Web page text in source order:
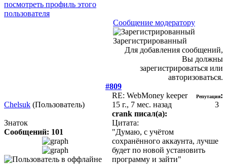
Сообщение модератору
Зарегистрированный
Для добавления сообщений,
Вы должны
зарегистрироваться или
авторизоваться.
#809
Chelsuk (Пользователь)
Знаток
Сообщений: 101
RE: WebMoney keeper
15 г., 7 мес. назад
Репутация:
3
crank писал(а):
Цитата:
"Думаю, с учётом
сохранённого аккаунта, лучше
будет по новой установить
программу и зайти"